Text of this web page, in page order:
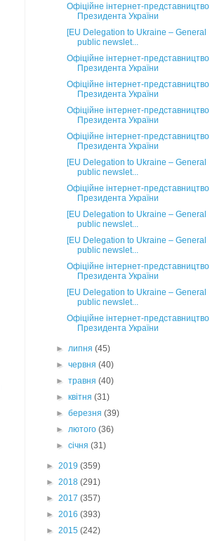
Офіційне інтернет-представництво
Президента України
[EU Delegation to Ukraine – General
public newslet...
Офіційне інтернет-представництво
Президента України
Офіційне інтернет-представництво
Президента України
Офіційне інтернет-представництво
Президента України
Офіційне інтернет-представництво
Президента України
[EU Delegation to Ukraine – General
public newslet...
Офіційне інтернет-представництво
Президента України
[EU Delegation to Ukraine – General
public newslet...
[EU Delegation to Ukraine – General
public newslet...
Офіційне інтернет-представництво
Президента України
[EU Delegation to Ukraine – General
public newslet...
Офіційне інтернет-представництво
Президента України
►липня(45)
►червня(40)
►травня(40)
►квітня(31)
►березня(39)
►лютого(36)
►січня(31)
► 2019 (359)
► 2018 (291)
► 2017 (357)
► 2016 (393)
► 2015 (242)